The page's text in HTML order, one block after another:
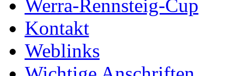
Werra-Rennsteig-Cup
Kontakt
Weblinks